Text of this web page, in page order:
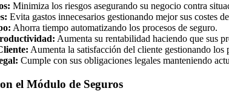
Minimiza los riesgos asegurando su negocio contra
Evita gastos innecesarios gestionando mejor sus costes
Ahorra tiempo automatizando los procesos de seguro.
Aumenta su rentabilidad haciendo que sus
Aumenta la satisfacción del cliente gestionando los
Cumple con sus obligaciones legales manteniendo
el Módulo de Seguros